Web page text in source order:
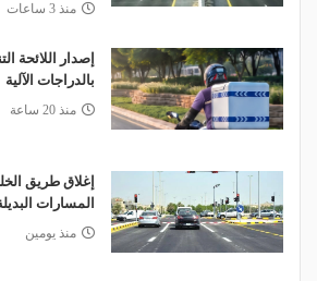
منذ 3 ساعات
إصدار اللائحة
بالدراجات الآلية
منذ 20 ساعة
إغلاق طريق
المسارات
منذ يومين